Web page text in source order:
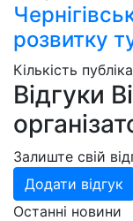
розвитку
Кількість
Відгуки
Залиште свій
Додати відгук
Останні новини